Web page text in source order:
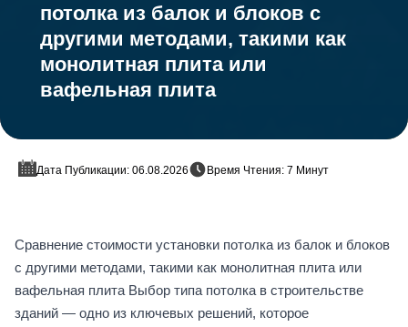
потолка из балок и блоков с
другими методами, такими как
монолитная плита или
вафельная плита
Дата Публикации: 06.08.2026 Время Чтения: 7 Минут
Сравнение стоимости установки потолка из балок и блоков
с другими методами, такими как монолитная плита или
вафельная плита Выбор типа потолка в строительстве
зданий — одно из ключевых решений, которое